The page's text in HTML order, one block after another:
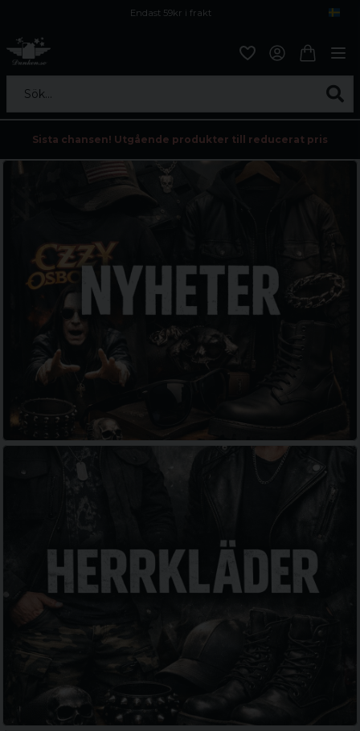
Endast 59kr i frakt
Sök...
Sista chansen! Utgående produkter till reducerat pris